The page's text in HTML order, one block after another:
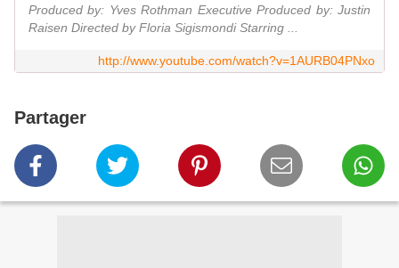
Produced by: Yves Rothman Executive Produced by: Justin
Raisen Directed by Floria Sigismondi Starring ...
http://www.youtube.com/watch?v=1AURB04PNxo
Partager